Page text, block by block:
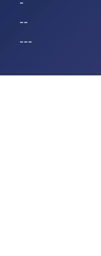
-
--
---